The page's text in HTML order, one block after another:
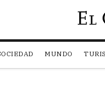
MUNDO